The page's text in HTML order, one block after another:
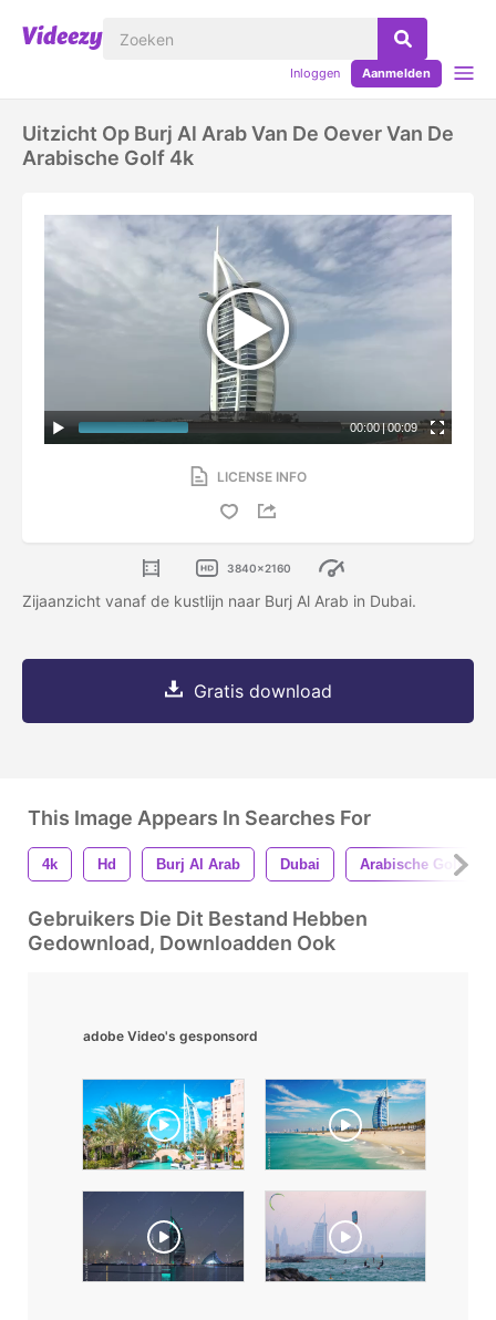
Inloggen Aanmelden
Uitzicht Op Burj Al Arab Van De Oever Van De
Arabische Golf 4k
00:00|00:09
LICENSE INFO
3840x2160
Zijaanzicht vanaf de kustlijn naar Burj Al Arab in Dubai.
Gratis download
This Image Appears In Searches For
4k Hd Burj Al Arab Dubai Arabische Golf
Gebruikers Die Dit Bestand Hebben
Gedownload, Downloadden Ook
adobe Video's gesponsord